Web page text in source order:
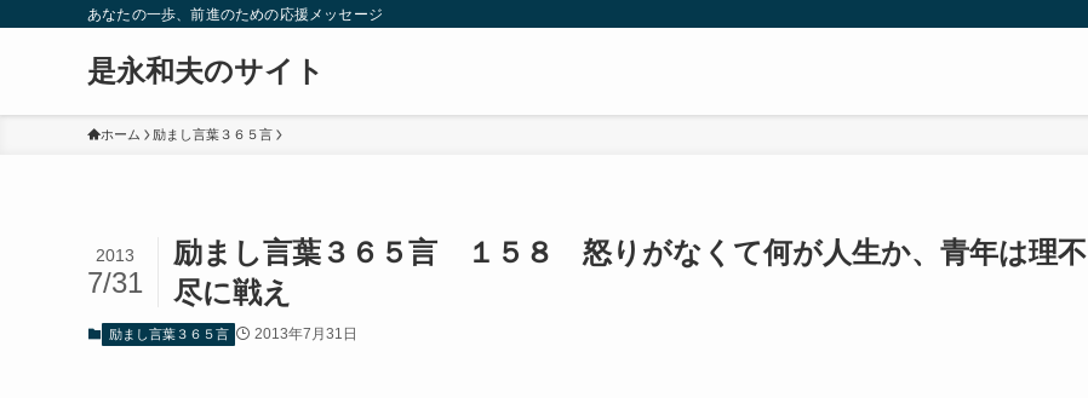
あなたの一歩、前進のための応援メッセージ
是永和夫のサイト
ホーム 励まし言葉３６５言
励まし言葉３６５言 １５８ 怒りがなくて何が人生か、青年は理不
尽に戦え
2013
7/31
励まし言葉３６５言 2013年7月31日